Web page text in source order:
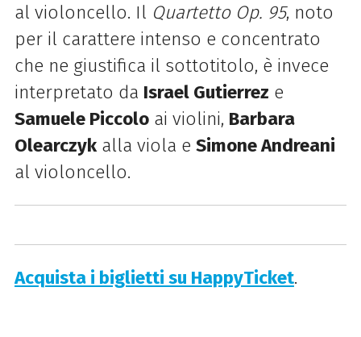
al violoncello. Il Quartetto Op. 95, noto
per il carattere intenso e concentrato
che ne giustifica il sottotitolo, è invece
interpretato da Israel Gutierrez e
Samuele Piccoloai violini, Barbara
Olearczykalla viola e Simone Andreani
al violoncello.
Acquista i biglietti su HappyTicket.